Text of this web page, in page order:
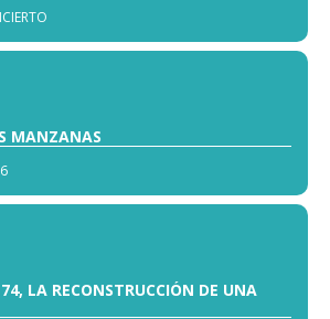
MANZANAS
LA RECONSTRUCCIÓN DE UNA